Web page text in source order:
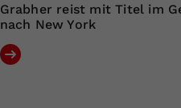
Grabher reist mit Titel im
nach New York